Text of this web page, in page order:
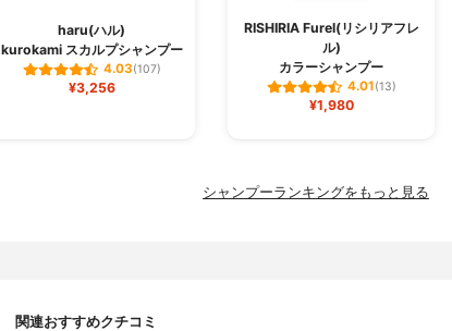
haru(ハル)
kurokami スカルプシャンプー
4.03(107)
¥3,256
RISHIRIA Furel(リシリアフレ
ル)
カラーシャンプー
4.01(13)
¥1,980
シャンプーランキングをもっと見る
関連おすすめクチコミ